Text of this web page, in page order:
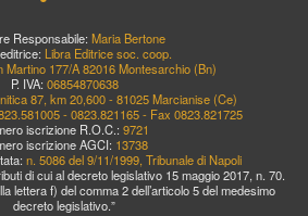
Responsabile: Maria Bertone
Libra Editrice soc. coop.
Martino 177/A 82016 Montesarchio (Bn)
P. IVA: 06854870638
87, km 20,600 - 81025 Marcianise (Ce)
- 0823.821165 - Fax 0823.821725
iscrizione R.O.C.: 9721
iscrizione AGCI: 13738
n. 5086 del 9/11/1999, Tribunale di Napoli
di cui al decreto legislativo 15 maggio 2017, n. 70.
lettera f) del comma 2 dell’articolo 5 del medesimo
decreto legislativo.”